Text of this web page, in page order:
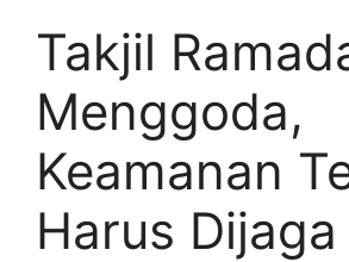
Takjil
Menggoda,
Keamanan
Harus Dijaga